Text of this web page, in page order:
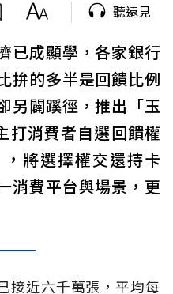
聽遠見
已成顯學，各家銀行
拚的多半是回饋比例
另闢蹊徑，推出「玉
打消費者自選回饋權
將選擇權交還持卡
消費平台與場景，更
接近六千萬張，平均每